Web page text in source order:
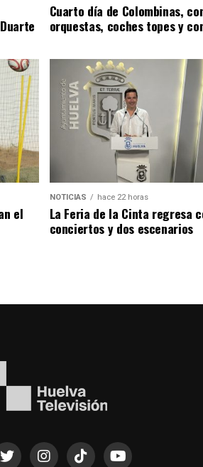
Cuarto día de Colombinas,
orquestas, coches topes y
el
NOTICIAS hace 22 horas
La Feria de la Cinta regresa
conciertos y dos escenarios